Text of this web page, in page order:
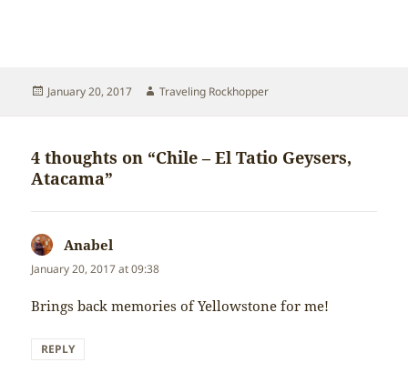
Posted
January 20, 2017 Author
Traveling Rockhopper
4 thoughts on “Chile – El Tatio Geysers,
Atacama”
Anabel
January 20, 2017 at 09:38
Brings back memories of Yellowstone for me!
REPLY